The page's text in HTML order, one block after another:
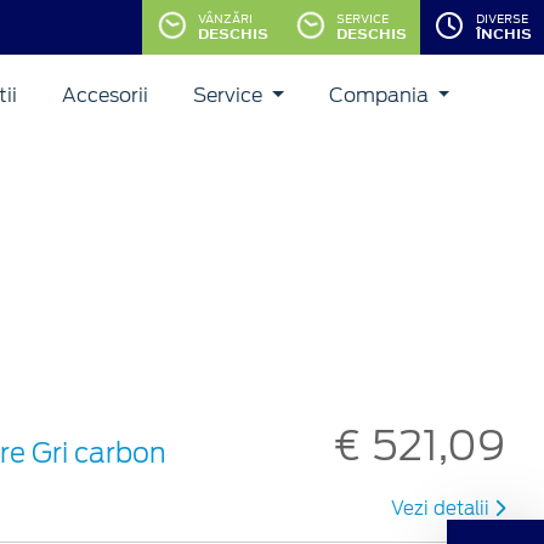
VÂNZĂRI
DESCHIS
SERVICE
DESCHIS
DIVERSE
ÎNCHIS
Accesorii Service Compania
Gri carbon € 521,09
Vezi detalii